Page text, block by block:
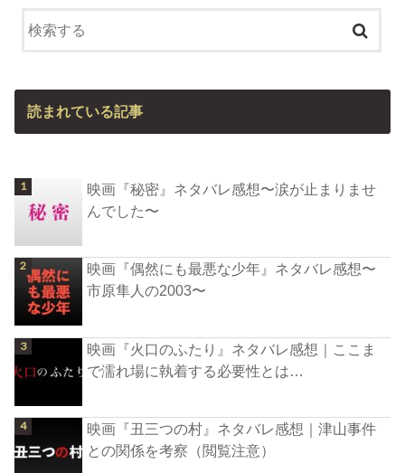
読まれている記事
映画『秘密』ネタバレ感想〜涙が止まりませ
んでした〜
映画『偶然にも最悪な少年』ネタバレ感想〜
市原隼人の2003〜
映画『火口のふたり』ネタバレ感想｜ここま
で濡れ場に執着する必要性とは…
映画『丑三つの村』ネタバレ感想｜津山事件
との関係を考察（閲覧注意）